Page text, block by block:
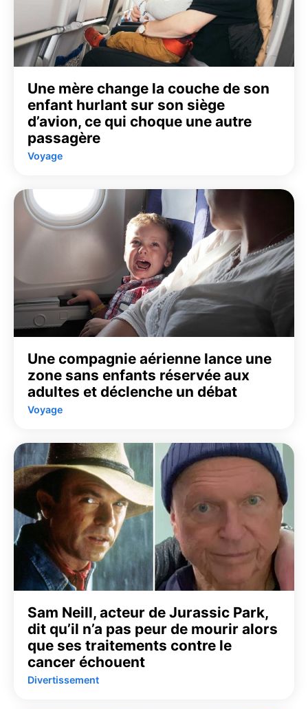
Une mère change la couche de son
enfant hurlant sur son siège
d’avion, ce qui choque une autre
passagère
Voyage
Une compagnie aérienne lance une
zone sans enfants réservée aux
adultes et déclenche un débat
Voyage
Sam Neill, acteur de Jurassic Park,
dit qu’il n’a pas peur de mourir alors
que ses traitements contre le
cancer échouent
Divertissement